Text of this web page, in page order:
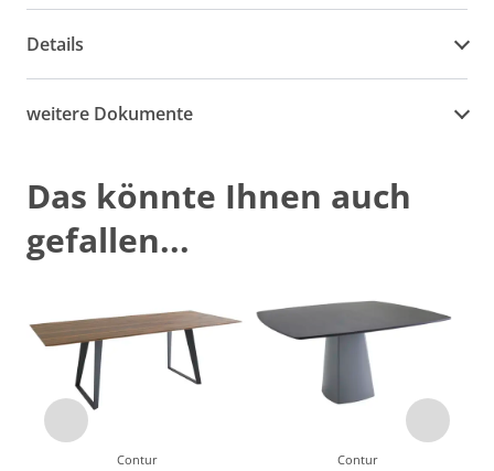
Details
weitere Dokumente
Das könnte Ihnen auch
gefallen...
Contur Contur